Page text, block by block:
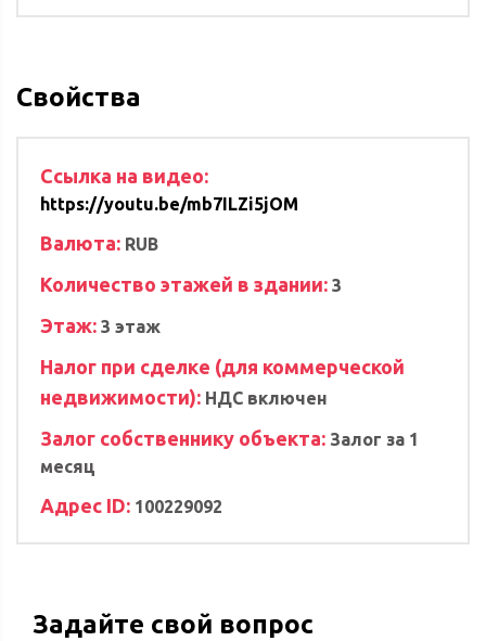
Свойства
Ссылка на видео:
https://youtu.be/mb7ILZi5jOM
Валюта: RUB
Количество этажей в здании: 3
Этаж: 3 этаж
Налог при сделке (для коммерческой
недвижимости): НДС включен
Залог собственнику объекта: Залог за 1
месяц
Адрес ID: 100229092
Задайте свой вопрос